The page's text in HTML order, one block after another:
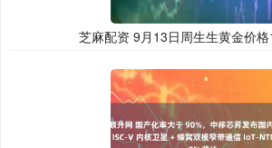
芝麻配资 9月13日周生生黄金价